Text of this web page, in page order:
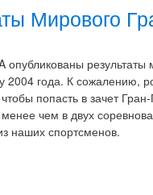
Мирового
опубликованы
2004 года. К сожалению,
чтобы попасть в зачет
менее чем в двух
наших спортсменов.